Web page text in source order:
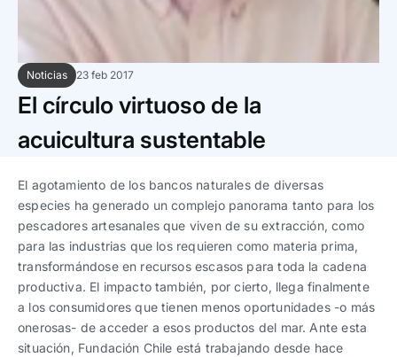
Trabaja con nosotros
Ver todo
Español |English
Ver todas
Español|English
Ver todas
Español|English
progresivos de gestión
Ver todos
Español |English
Noticias 23 feb 2017
El círculo virtuoso de la
acuicultura sustentable
El agotamiento de los bancos naturales de diversas
especies ha generado un complejo panorama tanto para los
pescadores artesanales que viven de su extracción, como
para las industrias que los requieren como materia prima,
transformándose en recursos escasos para toda la cadena
productiva. El impacto también, por cierto, llega finalmente
a los consumidores que tienen menos oportunidades -o más
onerosas- de acceder a esos productos del mar. Ante esta
situación, Fundación Chile está trabajando desde hace